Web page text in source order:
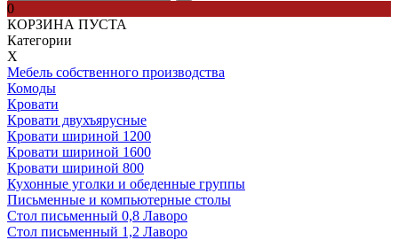
0
КОРЗИНА ПУСТА
Категории
Х
Мебель собственного производства
Комоды
Кровати
Кровати двухъярусные
Кровати шириной 1200
Кровати шириной 1600
Кровати шириной 800
Кухонные уголки и обеденные группы
Письменные и компьютерные столы
Стол письменный 0,8 Лаворо
Стол письменный 1,2 Лаворо